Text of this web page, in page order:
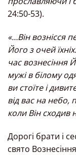
24:50-53).
«…Він вознісся
Його з очей
час вознесіння
мужі в білому
ви стоїте i
від вас на не­бо,
коли Він сходив
Дорогі брати і
свято